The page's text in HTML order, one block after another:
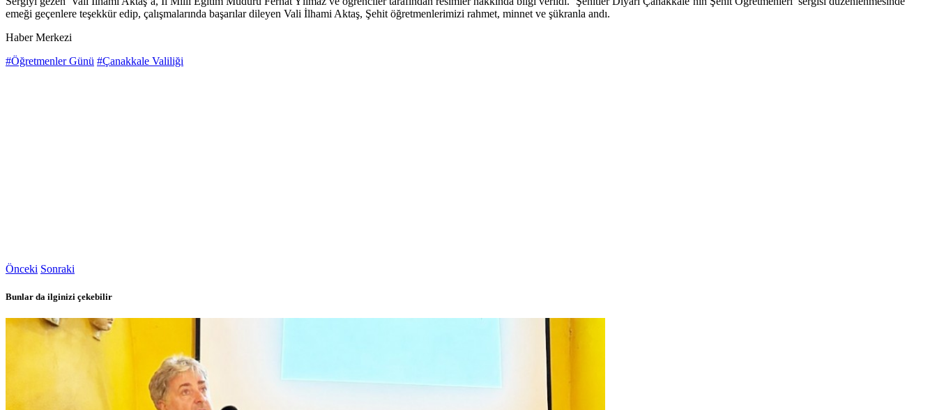
emeği geçenlere teşekkür edip, çalışmalarında başarılar dileyen Vali İlhami Aktaş, Şehit öğretmenlerimizi rahmet, minnet ve şükranla andı.
Haber Merkezi
#Öğretmenler Günü #Çanakkale Valiliği
Önceki Sonraki
Bunlar da ilginizi çekebilir